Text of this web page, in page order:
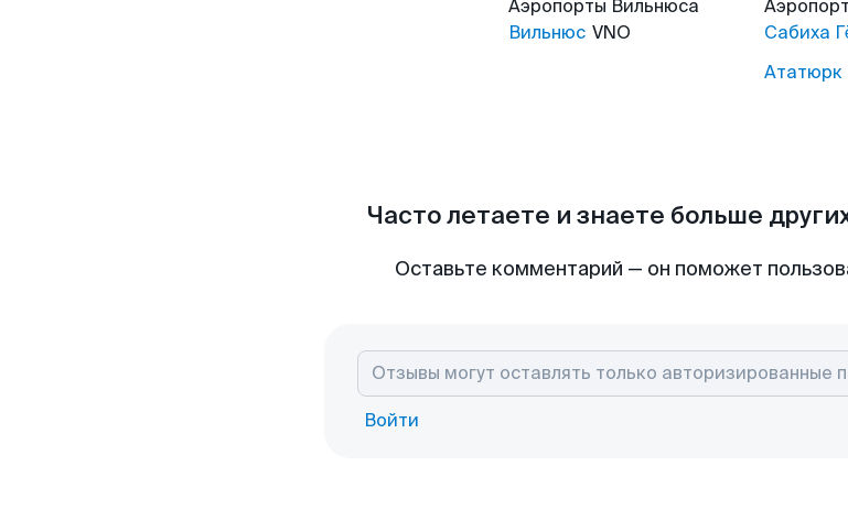
Аэропорты Вильнюса
Вильнюс VNO
Сабиха
Ататюрк
Часто летаете и знаете больше
Оставьте комментарий — он поможет
Войти